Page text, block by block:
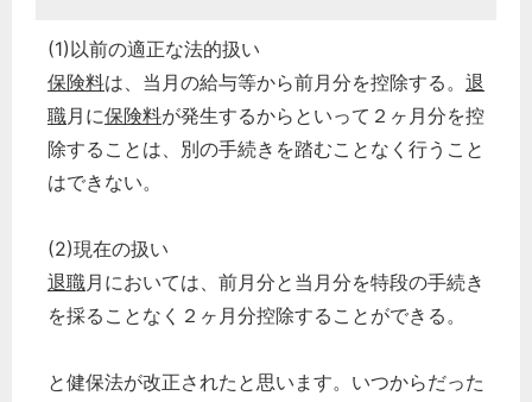
(1)以前の適正な法的扱い
保険料は、当月の給与等から前月分を控除する。 退
職月に保険料が発生するからといって２ヶ月分を控
除することは、別の手続きを踏むことなく行うこと
はできない。
(2)現在の扱い
退職月においては、前月分と当月分を特段の手続き
を採ることなく２ヶ月分控除することができる。
と健保法が改正されたと思います。いつからだった